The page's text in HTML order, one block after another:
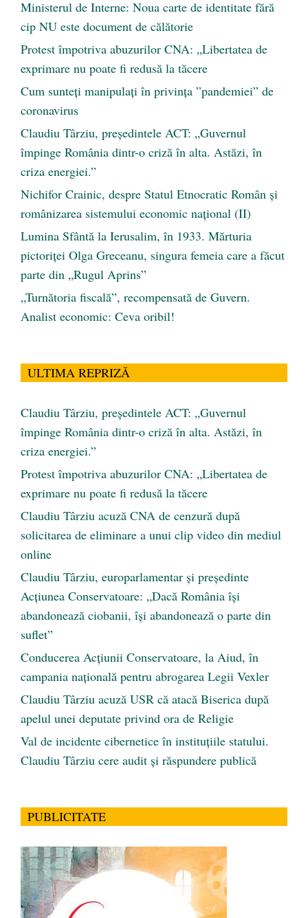
Ministerul de Interne: Noua carte de identitate fără
cip NU este document de călătorie
Protest împotriva abuzurilor CNA: „Libertatea de
exprimare nu poate fi redusă la tăcere
Cum sunteți manipulați în privința ”pandemiei” de
coronavirus
Claudiu Târziu, președintele ACT: „Guvernul
împinge România dintr-o criză în alta. Astăzi, în
criza energiei.”
Nichifor Crainic, despre Statul Etnocratic Român şi
românizarea sistemului economic naţional (II)
Lumina Sfântă la Ierusalim, în 1933. Mărturia
pictoriței Olga Greceanu, singura femeia care a făcut
parte din „Rugul Aprins”
„Turnătoria fiscală”, recompensată de Guvern.
Analist economic: Ceva oribil!
ULTIMA REPRIZĂ
Claudiu Târziu, președintele ACT: „Guvernul
împinge România dintr-o criză în alta. Astăzi, în
criza energiei.”
Protest împotriva abuzurilor CNA: „Libertatea de
exprimare nu poate fi redusă la tăcere
Claudiu Târziu acuză CNA de cenzură după
solicitarea de eliminare a unui clip video din mediul
online
Claudiu Târziu, europarlamentar și președinte
Acțiunea Conservatoare: „Dacă România își
abandonează ciobanii, își abandonează o parte din
suflet”
Conducerea Acțiunii Conservatoare, la Aiud, în
campania națională pentru abrogarea Legii Vexler
Claudiu Târziu acuză USR că atacă Biserica după
apelul unei deputate privind ora de Religie
Val de incidente cibernetice în instituțiile statului.
Claudiu Târziu cere audit și răspundere publică
PUBLICITATE